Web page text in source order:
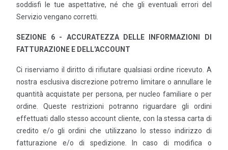
soddisfi le tue aspettative, né che gli eventuali errori del
Servizio vengano corretti.
SEZIONE 6 - ACCURATEZZA DELLE INFORMAZIONI DI
FATTURAZIONE E DELL'ACCOUNT
Ci riserviamo il diritto di rifiutare qualsiasi ordine ricevuto. A
nostra esclusiva discrezione potremo limitare o annullare le
quantità acquistate per persona, per nucleo familiare o per
ordine. Queste restrizioni potranno riguardare gli ordini
effettuati dallo stesso account cliente, con la stessa carta di
credito e/o gli ordini che utilizzano lo stesso indirizzo di
fatturazione e/o di spedizione. In caso di modifica o